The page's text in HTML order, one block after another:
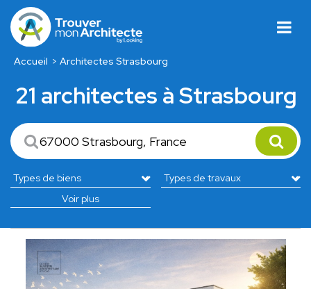
Accueil Architectes Strasbourg
21 architectes à Strasbourg
Voir plus